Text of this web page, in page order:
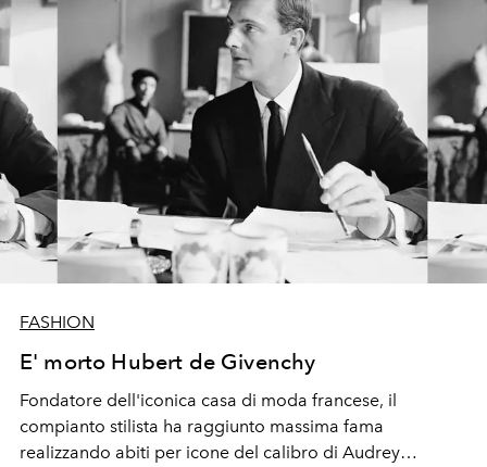
FASHION
E' morto Hubert de Givenchy
Fondatore dell'iconica casa di moda francese, il
compianto stilista ha raggiunto massima fama
realizzando abiti per icone del calibro di Audrey